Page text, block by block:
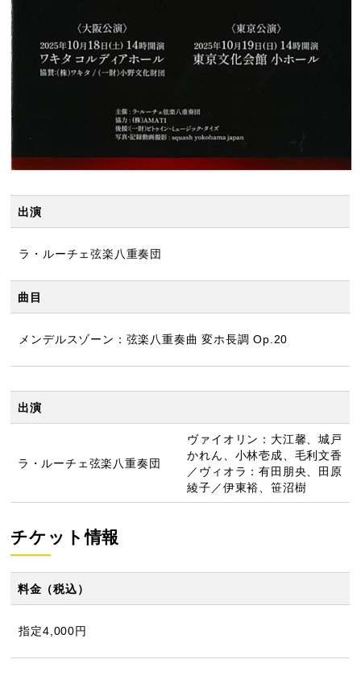
出演
ラ・ルーチェ弦楽八重奏団
曲目
メンデルスゾーン：弦楽八重奏曲 変ホ長調 Op.20
出演
ラ・ルーチェ弦楽八重奏団
ヴァイオリン：大江馨、城戸
かれん、小林壱成、毛利文香
／ヴィオラ：有田朋央、田原
綾子／伊東裕、笹沼樹
チケット情報
料金（税込）
指定4,000円